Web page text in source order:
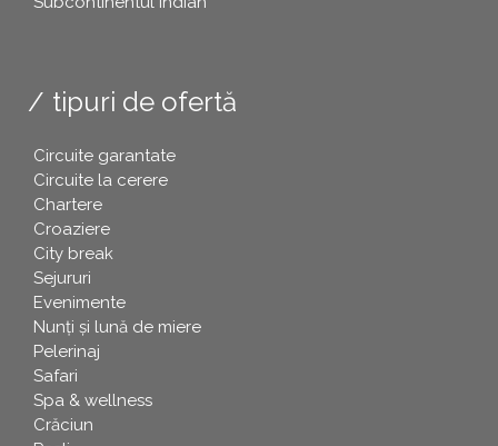
tipuri de ofertă
Circuite garantate
Circuite la cerere
Chartere
Croaziere
City break
Sejururi
Evenimente
Nunți și lună de miere
Pelerinaj
Safari
Spa & wellness
Crăciun